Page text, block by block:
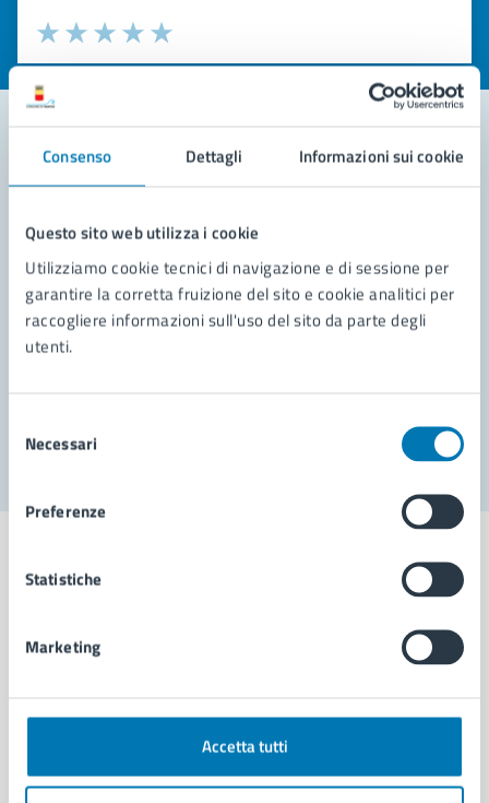
Consenso Dettagli Informazioni sui cookie
Questo sito web utilizza i cookie
Utilizziamo cookie tecnici di navigazione e di sessione per
garantire la corretta fruizione del sito e cookie analitici per
raccogliere informazioni sull'uso del sito da parte degli
utenti.
delNecessari
Preferenze
Statistiche
Marketing
Accetta tutti
Valuta la chiarezza delle informazioni (da 1 a 5 stelle)
Seleziona il numero di stelle per valutare la chiarezza delle
Valuta 5 stelle su 5
Valuta 4 stelle su 5
Valuta 3 stelle su 5
Valuta 2 stelle su 5
Valuta 1 stelle su 5
Contatta il comune
Leggi le domande frequenti
Richiedi assistenza
Prenota appuntamento
Municipalità